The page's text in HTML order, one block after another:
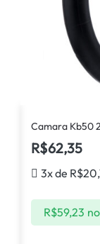
Camara Kb50
R$62,35
3x de R$
R$59,23